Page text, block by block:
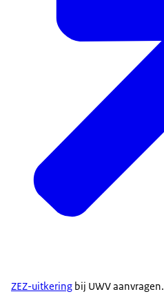
ZEZ-uitkering bij UWV aanvragen.